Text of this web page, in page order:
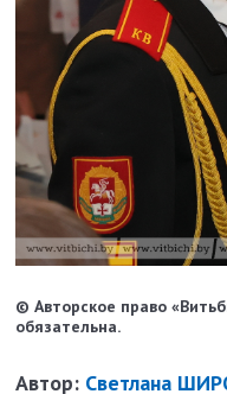
© Авторское право
обязательна.
Автор: Светлана